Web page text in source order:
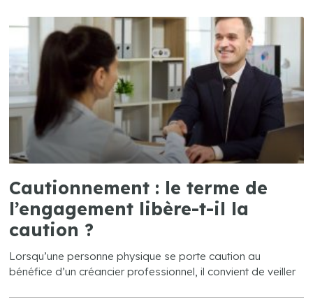
Cautionnement : le terme de
l’engagement libère-t-il la
caution ?
Lorsqu’une personne physique se porte caution au
bénéfice d’un créancier professionnel, il convient de veiller